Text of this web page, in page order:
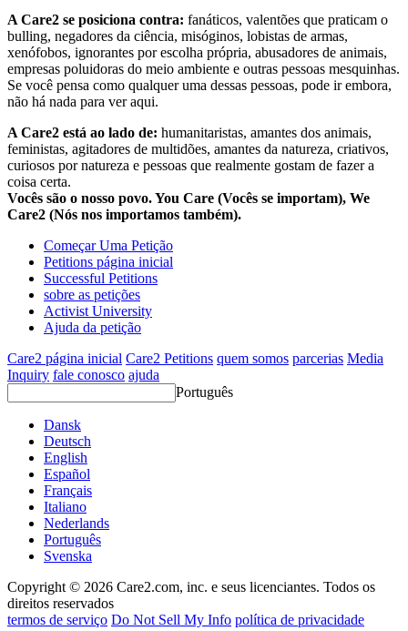
A Care2 se posiciona contra: fanáticos, valentões que praticam o
bulling, negadores da ciência, misóginos, lobistas de armas,
xenófobos, ignorantes por escolha própria, abusadores de animais,
empresas poluidoras do meio ambiente e outras pessoas mesquinhas.
Se você pensa como qualquer uma dessas pessoas, pode ir embora,
não há nada para ver aqui.
A Care2 está ao lado de: humanitaristas, amantes dos animais,
feministas, agitadores de multidões, amantes da natureza, criativos,
curiosos por natureza e pessoas que realmente gostam de fazer a
coisa certa.
Vocês são o nosso povo. You Care (Vocês se importam), We
Care2 (Nós nos importamos também).
Começar Uma Petição
Petitions página inicial
Successful Petitions
sobre as petições
Activist University
Ajuda da petição
Care2 página inicial Care2 Petitions quem somos parcerias Media
Inquiry fale conosco ajuda
Português
Dansk
Deutsch
English
Español
Français
Italiano
Nederlands
Português
Svenska
Copyright © 2026 Care2.com, inc. e seus licenciantes. Todos os
direitos reservados
termos de serviço Do Not Sell My Info política de privacidade